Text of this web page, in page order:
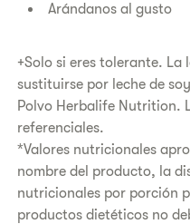
Arándanos al gusto
+Solo si eres tolerante. La
sustituirse por leche de
Polvo Herbalife Nutrition.
referenciales.
*Valores nutricionales
nombre del producto, la
nutricionales por porción
productos dietéticos no